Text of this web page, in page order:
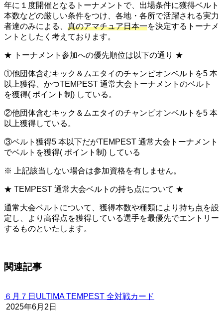
時
:
年に１度開催となるトーナメントで、出場条件に獲得ベルト
本数などの厳しい条件をつけ、各地・各所で活躍される実力
者達のみによる、 真のアマチュア日本一を決定するトーナメ
ントとしたく考えております。
★ トーナメント参加への優先順位は以下の通り ★
①他団体含むキック＆ムエタイのチャンピオンベルトを5 本
以上獲得、かつTEMPEST 通常大会トーナメントのベルト
を獲得( ポイント制) している。
②他団体含むキック＆ムエタイのチャンピオンベルトを5 本
以上獲得している。
③ベルト獲得5 本以下だがTEMPEST 通常大会トーナメント
でベルトを獲得( ポイント制) している
※ 上記該当しない場合は参加資格を有しません。
★ TEMPEST 通常大会ベルトの持ち点について ★
通常大会ベルトについて、獲得本数や種類により持ち点を設
定し、より高得点を獲得している選手を最優先でエントリー
するものといたします。
関連記事
６月７日ULTIMA TEMPEST 全対戦カード
2025年6月2日